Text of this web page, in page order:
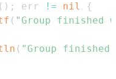
( ) ; err != nil
{
( "Group finished
( "Group